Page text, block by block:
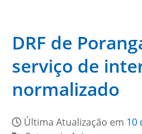
DRF de
serviço de
normalizado
Última Atualização em 10